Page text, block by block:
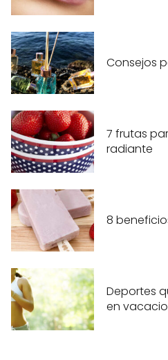
Consejos
7 frutas
radiante
8
Deportes
en